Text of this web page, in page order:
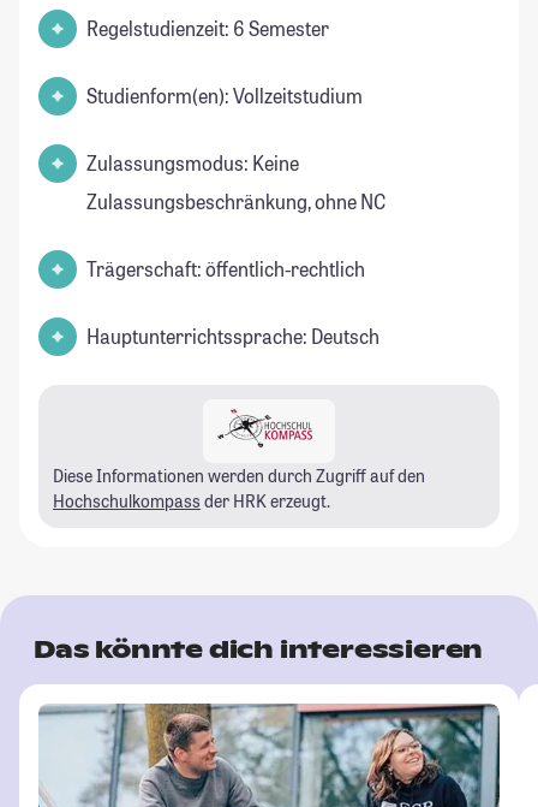
Regelstudienzeit: 6 Semester
Studienform(en): Vollzeitstudium
Zulassungsmodus: Keine
Zulassungsbeschränkung, ohne NC
Trägerschaft: öffentlich-rechtlich
Hauptunterrichtssprache: Deutsch
Diese Informationen werden durch Zugriff auf den
Hochschulkompass der HRK erzeugt.
Das könnte dich interessieren